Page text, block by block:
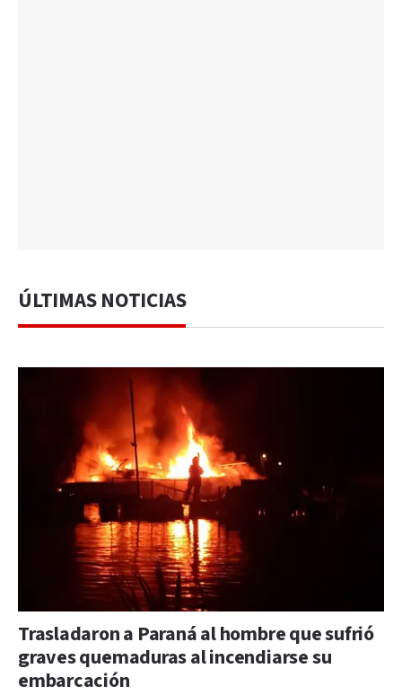
ÚLTIMAS NOTICIAS
Trasladaron a Paraná al hombre que sufrió
graves quemaduras al incendiarse su
embarcación